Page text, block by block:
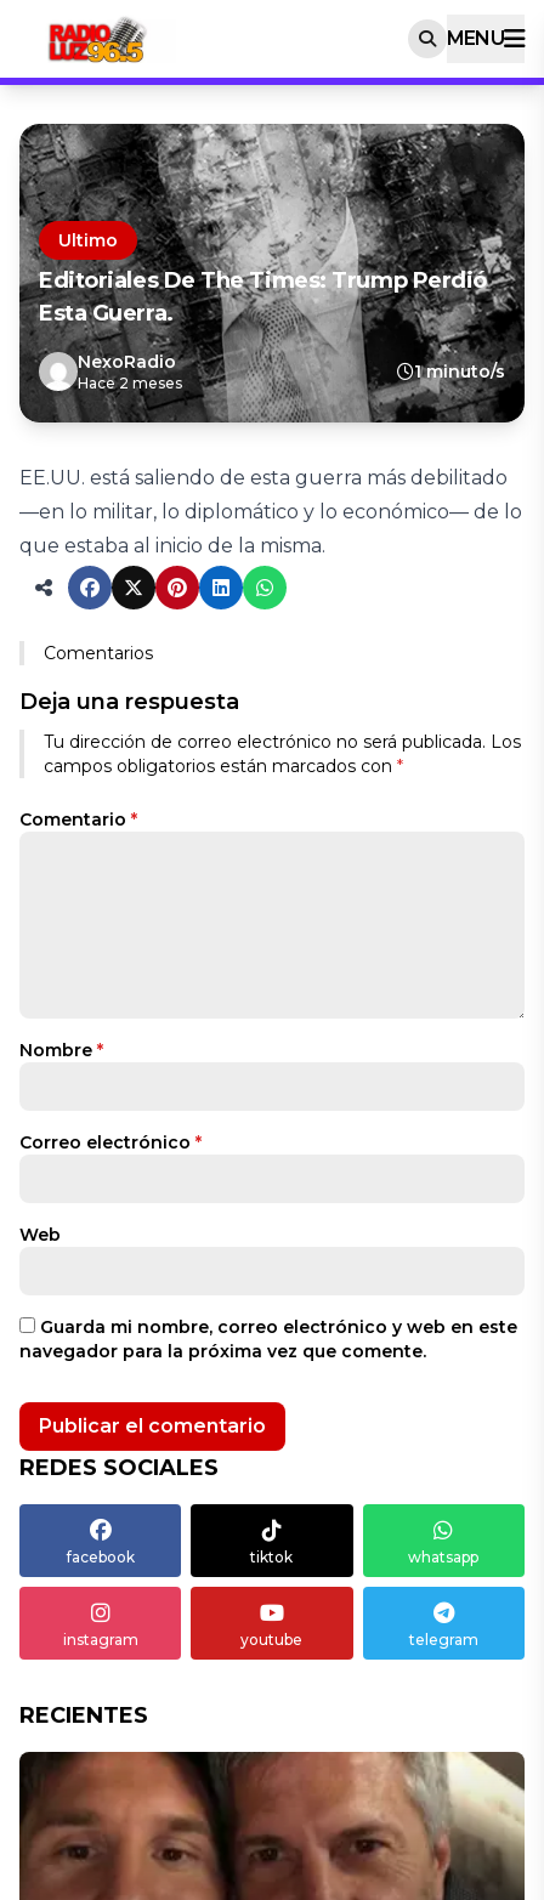
MENU
Ultimo
Editoriales De The Times: Trump Perdió
Esta Guerra.
NexoRadio
Hace 2 meses
1 minuto/s
EE.UU. está saliendo de esta guerra más debilitado
—en lo militar, lo diplomático y lo económico— de lo
que estaba al inicio de la misma.
Comentarios
Deja una respuesta
Tu dirección de correo electrónico no será publicada. Los
campos obligatorios están marcados con *
Comentario *
Nombre *
Correo electrónico *
Web
Guarda mi nombre, correo electrónico y web en este
navegador para la próxima vez que comente.
REDES SOCIALES
facebook tiktok whatsapp
instagram youtube telegram
RECIENTES